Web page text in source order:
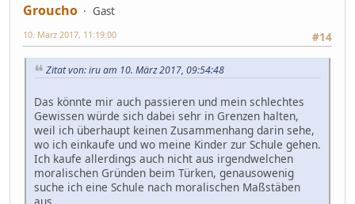
Groucho
Gast
#14
10. März 2017, 11:19:00
Zitat von: iru am 10. März 2017, 09:54:48
Das könnte mir auch passieren und mein schlechtes
Gewissen würde sich dabei sehr in Grenzen halten,
weil ich überhaupt keinen Zusammenhang darin sehe,
wo ich einkaufe und wo meine Kinder zur Schule gehen.
Ich kaufe allerdings auch nicht aus irgendwelchen
moralischen Gründen beim Türken, genausowenig
suche ich eine Schule nach moralischen Maßstäben